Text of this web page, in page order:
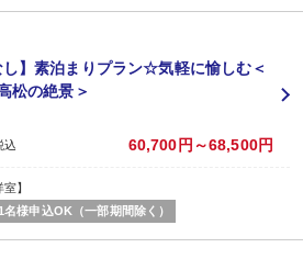
し】素泊まりプラン☆気軽に愉しむ＜
松の絶景＞
込 60,700円～68,500円
】
1名様申込OK（一部期間除く）